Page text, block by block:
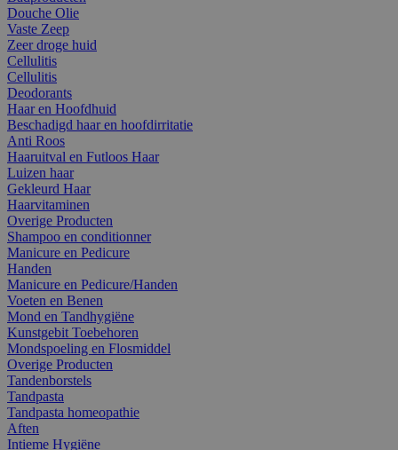
Douche Olie
Vaste Zeep
Zeer droge huid
Cellulitis
Cellulitis
Deodorants
Haar en Hoofdhuid
Beschadigd haar en hoofdirritatie
Anti Roos
Haaruitval en Futloos Haar
Luizen haar
Gekleurd Haar
Haarvitaminen
Overige Producten
Shampoo en conditionner
Manicure en Pedicure
Handen
Manicure en Pedicure/Handen
Voeten en Benen
Mond en Tandhygiëne
Kunstgebit Toebehoren
Mondspoeling en Flosmiddel
Overige Producten
Tandenborstels
Tandpasta
Tandpasta homeopathie
Aften
Intieme Hygiëne